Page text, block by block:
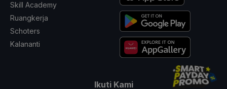
Skill Academy
Ruangkerja
Schoters
Kalananti
Ikuti Kami